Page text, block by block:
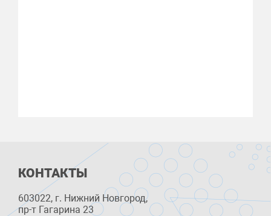
КОНТАКТЫ
603022, г. Нижний Новгород,
пр-т Гагарина 23